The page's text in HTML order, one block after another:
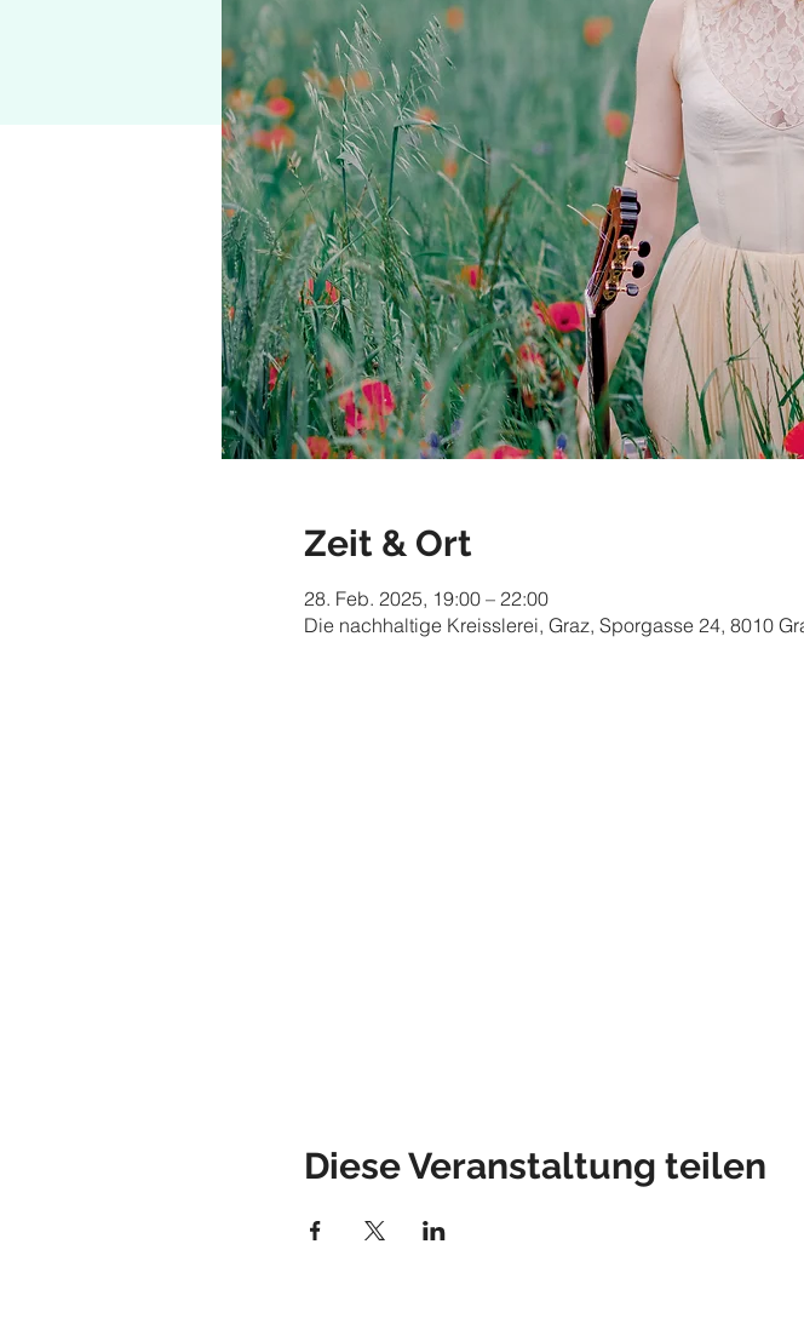
Zeit & Ort
28. Feb. 2025, 19:00 – 22:00
Die nachhaltige Kreisslerei, Graz, Sporgasse 24, 8010
Diese Veranstaltung teilen